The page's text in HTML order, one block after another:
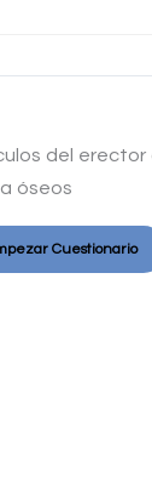
del
óseos